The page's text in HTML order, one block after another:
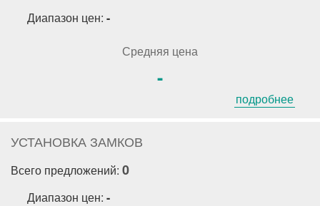
Диапазон цен: -
Средняя цена
-
подробнее
УСТАНОВКА ЗАМКОВ
Всего предложений: 0
Диапазон цен: -